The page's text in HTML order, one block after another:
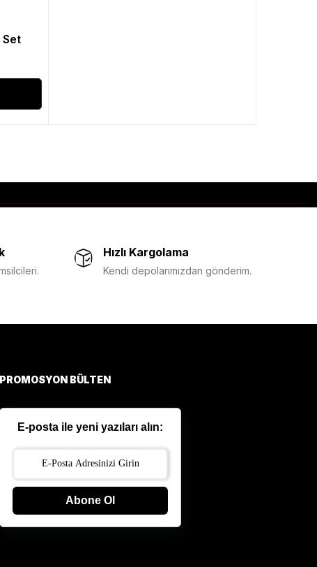
Set
Hızlı Kargolama
Kendi depolarımızdan gönderim.
PROMOSYON BÜLTEN
E-posta ile yeni yazıları alın:
Abone Ol